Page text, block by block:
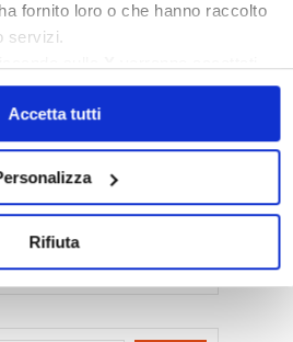
fornito loro o che hanno raccolto
servizi.
Accetta tutti
Rifiuta
Irregolarità Formali
Prezzi Case
Proprietari Casa